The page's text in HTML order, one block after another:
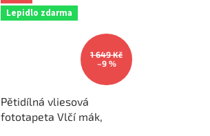
Lepidlo zdarma
1 649 Kč
–9 %
Pětidílná vliesová
fototapeta Vlčí mák,